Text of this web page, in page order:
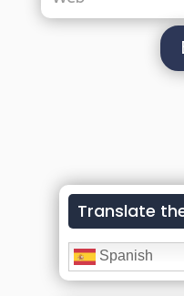
Translate
Spanish